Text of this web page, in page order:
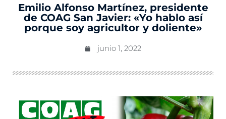
Emilio Alfonso Martínez, presidente
de COAG San Javier: «Yo hablo así
porque soy agricultor y doliente»
junio 1, 2022